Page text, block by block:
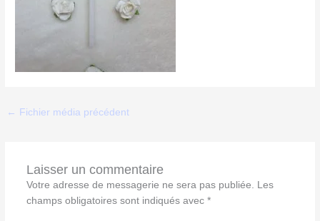
← Fichier média précédent
Laisser un commentaire
Votre adresse de messagerie ne sera pas publiée.
Les
champs obligatoires sont indiqués avec *